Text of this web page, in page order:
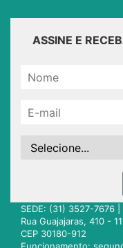
ASSINE E
SEDE: (31) 3527-7676 |
Rua Guajajaras, 410 -
CEP 30180-912